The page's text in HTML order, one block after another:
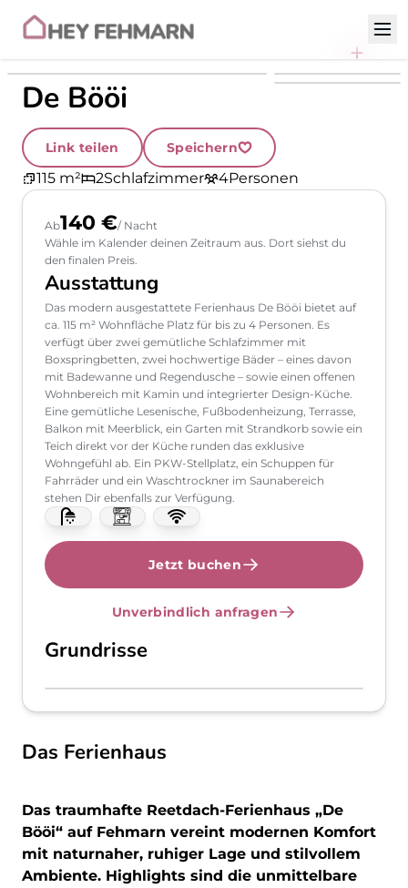
Zum Inhalt
De Bööi
Link teilen Speichern
115 m² 2Schlafzimmer 4Personen
Das Ferienhaus
Das traumhafte Reetdach-Ferienhaus „De
Bööi“ auf Fehmarn vereint modernen Komfort
mit naturnaher, ruhiger Lage und stilvollem
Ambiente. Highlights sind die unmittelbare
Ab140 €/ Nacht
Wähle im Kalender deinen Zeitraum aus. Dort siehst du
den finalen Preis.
Ausstattung
Das modern ausgestattete Ferienhaus De Bööi bietet auf
ca. 115 m² Wohnfläche Platz für bis zu 4 Personen. Es
verfügt über zwei gemütliche Schlafzimmer mit
Boxspringbetten, zwei hochwertige Bäder – eines davon
mit Badewanne und Regendusche – sowie einen offenen
Wohnbereich mit Kamin und integrierter Design-Küche.
Eine gemütliche Lesenische, Fußbodenheizung, Terrasse,
Balkon mit Meerblick, ein Garten mit Strandkorb sowie ein
Teich direkt vor der Küche runden das exklusive
Wohngefühl ab. Ein PKW-Stellplatz, ein Schuppen für
Fahrräder und ein Waschtrockner im Saunabereich
stehen Dir ebenfalls zur Verfügung.
Jetzt buchen
Unverbindlich anfragen
Grundrisse